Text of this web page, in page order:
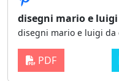
disegni mario e
disegni mario e luigi da
PDF